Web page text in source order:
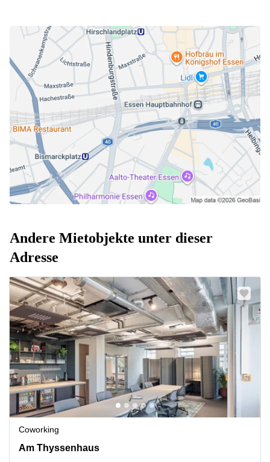
Andere Mietobjekte unter dieser
Adresse
Coworking
Am Thyssenhaus 1-3, Essen
Am Thyssenhaus